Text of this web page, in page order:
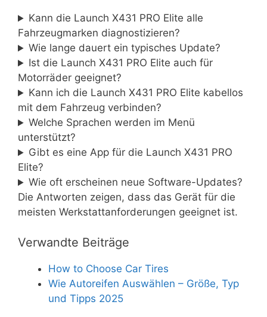
Kann die Launch X431 PRO Elite alle
Fahrzeugmarken diagnostizieren?
Wie lange dauert ein typisches Update?
Ist die Launch X431 PRO Elite auch für
Motorräder geeignet?
Kann ich die Launch X431 PRO Elite kabellos
mit dem Fahrzeug verbinden?
Welche Sprachen werden im Menü
unterstützt?
Gibt es eine App für die Launch X431 PRO
Elite?
Wie oft erscheinen neue Software-Updates?
Die Antworten zeigen, dass das Gerät für die
meisten Werkstattanforderungen geeignet ist.
Verwandte Beiträge
How to Choose Car Tires
Wie Autoreifen Auswählen – Größe, Typ
und Tipps 2025